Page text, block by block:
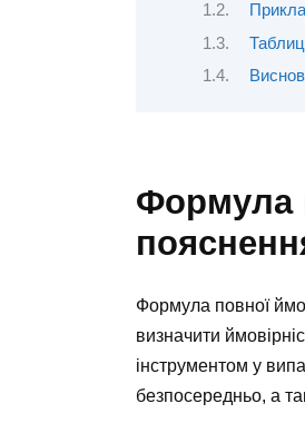
Формула
Формула повної
визначити
інструментом у
безпосередньо, а